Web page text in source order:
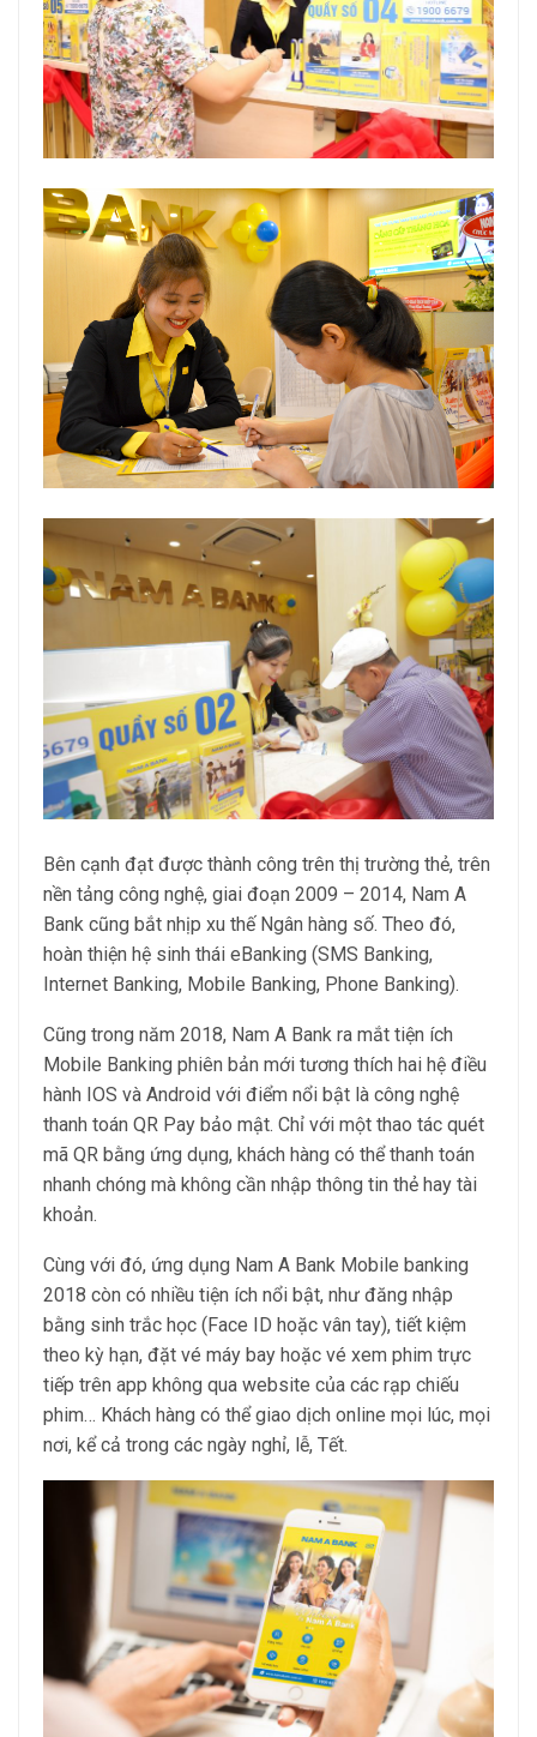
Bên cạnh đạt được thành công trên thị trường thẻ, trên
nền tảng công nghệ, giai đoạn 2009 – 2014, Nam A
Bank cũng bắt nhịp xu thế Ngân hàng số. Theo đó,
hoàn thiện hệ sinh thái eBanking (SMS Banking,
Internet Banking, Mobile Banking, Phone Banking).
Cũng trong năm 2018, Nam A Bank ra mắt tiện ích
Mobile Banking phiên bản mới tương thích hai hệ điều
hành IOS và Android với điểm nổi bật là công nghệ
thanh toán QR Pay bảo mật. Chỉ với một thao tác quét
mã QR bằng ứng dụng, khách hàng có thể thanh toán
nhanh chóng mà không cần nhập thông tin thẻ hay tài
khoản.
Cùng với đó, ứng dụng Nam A Bank Mobile banking
2018 còn có nhiều tiện ích nổi bật, như đăng nhập
bằng sinh trắc học (Face ID hoặc vân tay), tiết kiệm
theo kỳ hạn, đặt vé máy bay hoặc vé xem phim trực
tiếp trên app không qua website của các rạp chiếu
phim… Khách hàng có thể giao dịch online mọi lúc, mọi
nơi, kể cả trong các ngày nghỉ, lễ, Tết.